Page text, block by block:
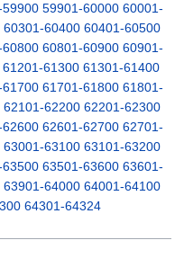
59901-60000 60001-
60301-60400 60401-60500
60801-60900 60901-
61201-61300 61301-61400
61701-61800 61801-
62101-62200 62201-62300
62601-62700 62701-
63001-63100 63101-63200
63501-63600 63601-
63901-64000 64001-64100
64301-64324